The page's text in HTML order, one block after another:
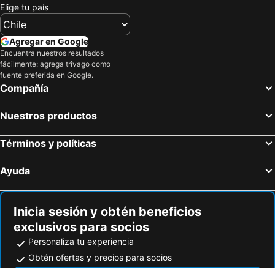
Elige tu país
Agregar en Google
Encuentra nuestros resultados
fácilmente: agrega trivago como
fuente preferida en Google.
Compañía
Nuestros productos
Términos y políticas
Ayuda
Inicia sesión y obtén beneficios
exclusivos para socios
Personaliza tu experiencia
Obtén ofertas y precios para socios